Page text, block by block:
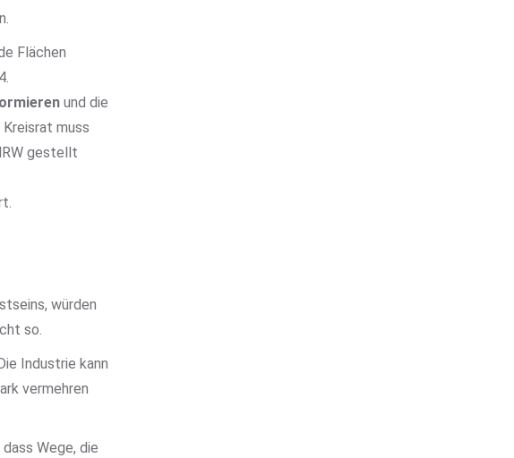
Flächen
und die
muss
gestellt
würden
so.
Die Industrie kann
vermehren
Wege, die